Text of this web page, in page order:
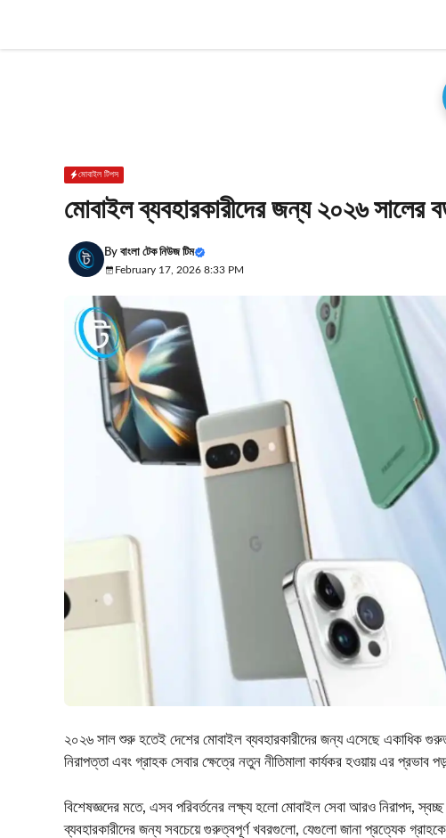
content
মোবাইল টিপস
মোবাইল ব্যবহারকারীদের জন্য ২০২৬ সালের
By বাংলা টেক নিউজ টিম
February 17, 2026 8:33 PM
২০২৬ সাল শুরু হতেই দেশের মোবাইল ব্যবহারকারীদের জন্য এসেছে একাধিক
নিরাপত্তা এবং গ্রাহক সেবার ক্ষেত্রে নতুন নীতিমালা কার্যকর হওয়ায় এর প্রভাব
বিশেষজ্ঞদের মতে, এসব পরিবর্তনের লক্ষ্য হলো মোবাইল সেবা আরও নিরাপদ,
ব্যবহারকারীদের জন্য সবচেয়ে গুরুত্বপূর্ণ খবরগুলো, যেগুলো জানা প্রত্যেক